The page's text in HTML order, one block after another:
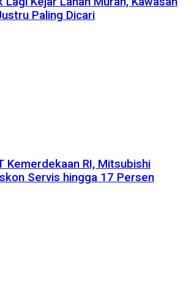
Paling Dicari
Kemerdekaan RI, Mitsubishi
Servis hingga 17 Persen